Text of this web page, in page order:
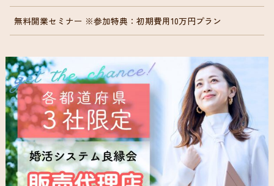
無料開業セミナー ※参加特典：初期費用10万円プラン